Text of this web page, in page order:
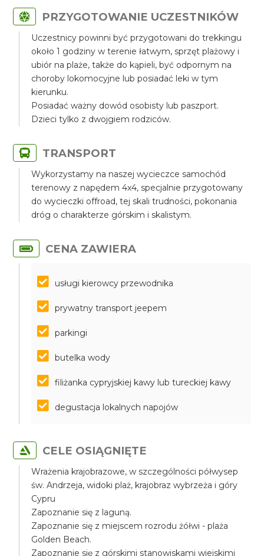
PRZYGOTOWANIE UCZESTNIKÓW
Uczestnicy powinni być przygotowani do trekkingu
około 1 godziny w terenie łatwym, sprzęt plażowy i
ubiór na plaże, także do kąpieli, być odpornym na
choroby lokomocyjne lub posiadać leki w tym
kierunku.
Posiadać ważny dowód osobisty lub paszport.
Dzieci tylko z dwojgiem rodziców.
TRANSPORT
Wykorzystamy na naszej wycieczce samochód
terenowy z napędem 4x4, specjalnie przygotowany
do wycieczki offroad, tej skali trudności, pokonania
dróg o charakterze górskim i skalistym.
CENA ZAWIERA
usługi kierowcy przewodnika
prywatny transport jeepem
parkingi
butelka wody
filiżanka cypryjskiej kawy lub tureckiej kawy
degustacja lokalnych napojów
CELE OSIĄGNIĘTE
Wrażenia krajobrazowe, w szczególności półwysep
św. Andrzeja, widoki plaż, krajobraz wybrzeża i góry
Cypru
Zapoznanie się z laguną.
Zapoznanie się z miejscem rozrodu żółwi - plaża
Golden Beach.
Zapoznanie się z górskimi stanowiskami wiejskimi